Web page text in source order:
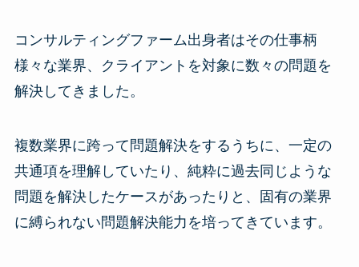
コンサルティングファーム出身者はその仕事柄
様々な業界、クライアントを対象に数々の問題を
解決してきました。
複数業界に跨って問題解決をするうちに、一定の
共通項を理解していたり、純粋に過去同じような
問題を解決したケースがあったりと、固有の業界
に縛られない問題解決能力を培ってきています。